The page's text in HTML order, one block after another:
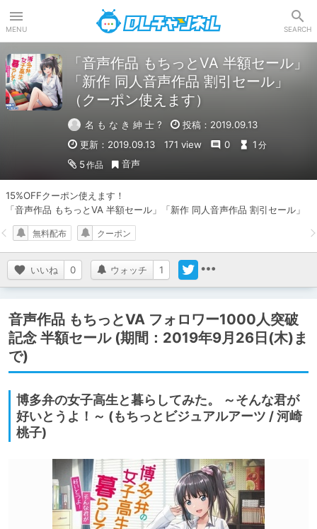
MENU SEARCH
「音声作品 もちっとVA 半額セール」
「新作 同人音声作品 割引セール」
（クーポン使えます）
名 も な き 紳 士 ?
投稿：2019.09.13
更新：2019.09.13
171 view 0 1 分
5作品 音声
15%OFFクーポン使えます！
「音声作品 もちっとVA 半額セール」「新作 同人音声作品 割引セール」
いいね 0 ウォッチ 1
無料配布 クーポン
音声作品 もちっとVA フォロワー1000人突破
記念 半額セール (期間：2019年9月26日(木)ま
で)
博多弁の女子高生と暮らしてみた。 ～そんな君が
好いとうよ！～ (もちっとビジュアルアーツ / 河崎
桃子)